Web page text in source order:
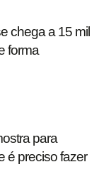
chega a 15 mil
forma
para
é preciso fazer